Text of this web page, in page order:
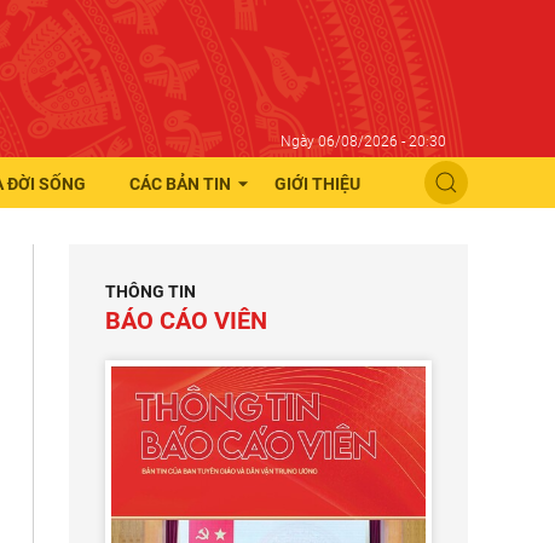
Ngày 06/08/2026 - 20:30
ĐỜI SỐNG CÁC BẢN TIN GIỚI THIỆU
THÔNG TIN
BÁO CÁO VIÊN